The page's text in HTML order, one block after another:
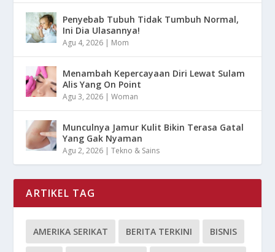
Penyebab Tubuh Tidak Tumbuh Normal,
Ini Dia Ulasannya!
Agu 4, 2026 | Mom
Menambah Kepercayaan Diri Lewat Sulam
Alis Yang On Point
Agu 3, 2026 |Woman
Munculnya Jamur Kulit Bikin Terasa Gatal
Yang Gak Nyaman
Agu 2, 2026 |Tekno & Sains
ARTIKEL TAG
AMERIKA SERIKAT BERITA TERKINI BISNIS